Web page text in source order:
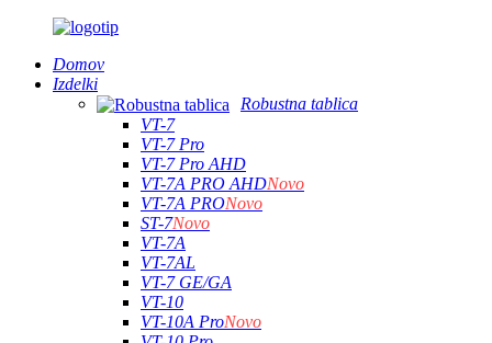
Domov
Izdelki
Robustna tablica
VT-7
VT-7 Pro
VT-7 Pro AHD
VT-7A PRO AHDNovo
VT-7A PRONovo
ST-7Novo
VT-7A
VT-7AL
VT-7 GE/GA
VT-10
VT-10A ProNovo